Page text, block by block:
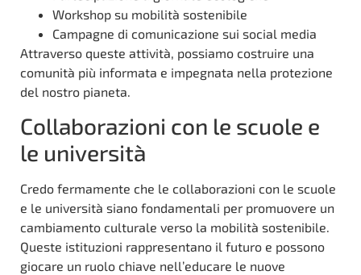
Workshop su mobilità sostenibile
Campagne di comunicazione sui social media
Attraverso queste attività, possiamo costruire una
comunità più informata e impegnata nella protezione
del nostro pianeta.
Collaborazioni con le scuole e
le università
Credo fermamente che le collaborazioni con le scuole
e le università siano fondamentali per promuovere un
cambiamento culturale verso la mobilità sostenibile.
Queste istituzioni rappresentano il futuro e possono
giocare un ruolo chiave nell’educare le nuove